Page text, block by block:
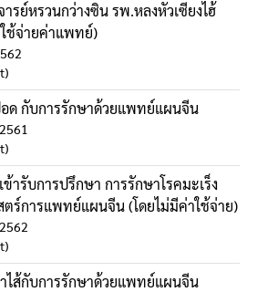
ารย์หรวนกว่างซิน รพ.หลงหัวเซียงไฮ้
ช้จ่ายค่าแพทย์)
อด กับการรักษาด้วยแพทย์แผนจีน
ารับการปรึกษา การรักษาโรคมะเร็ง
ตร์การแพทย์แผนจีน (โดยไม่มีค่าใช้จ่าย)
ำไส้กับการรักษาด้วยแพทย์แผนจีน